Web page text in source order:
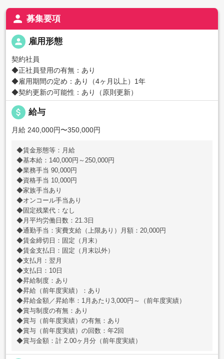
person 募集要項
person 雇用形態
契約社員
◆正社員登用の有無：あり
◆雇用期間の定め：あり（4ヶ月以上）1年
◆契約更新の可能性：あり（原則更新）
attach_money 給与
月給 240,000円〜350,000円
◆賃金形態等：月給
◆基本給：140,000円～250,000円
◆業務手当 90,000円
◆資格手当 10,000円
◆家族手当あり
◆オンコール手当あり
◆固定残業代：なし
◆月平均労働日数：21.3日
◆通勤手当：実費支給（上限あり）月額：20,000円
◆賃金締切日：固定（月末）
◆賃金支払日：固定（月末以外）
◆支払月：翌月
◆支払日：10日
◆昇給制度：あり
◆昇給（前年度実績）：あり
◆昇給金額／昇給率：1月あたり3,000円～（前年度実績）
◆賞与制度の有無：あり
◆賞与（前年度実績）の有無：あり
◆賞与（前年度実績）の回数：年2回
◆賞与金額：計 2.00ヶ月分（前年度実績）